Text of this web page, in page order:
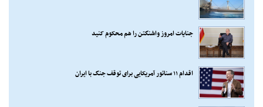
جنایات امروز واشنگتن را هم محکوم کنید
اقدام ۱۱ سناتور آمریکایی برای توقف جنگ با ایران